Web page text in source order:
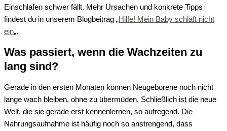
Einschlafen schwer fällt. Mehr Ursachen und konkrete Tipps
findest du in unserem Blogbeitrag „Hilfe! Mein Baby schläft nicht
ein„.
Was passiert, wenn die Wachzeiten zu
lang sind?
Gerade in den ersten Monaten können Neugeborene noch nicht
lange wach bleiben, ohne zu übermüden. Schließlich ist die neue
Welt, die sie gerade erst kennenlernen, so aufregend. Die
Nahrungsaufnahme ist häufig noch so anstrengend, dass